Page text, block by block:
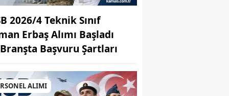
2026/4 Teknik Sınıf
Erbaş Alımı Başladı
Başvuru Şartları
ALIMI